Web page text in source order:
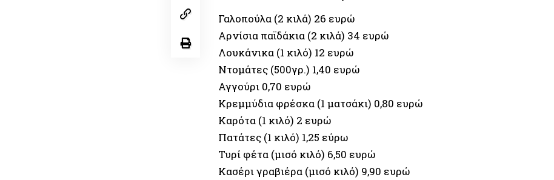
Γαλοπούλα (2 κιλά) 26 ευρώ
Αρνίσια παϊδάκια (2 κιλά) 34 ευρώ
Λουκάνικα (1 κιλό) 12 ευρώ
Ντομάτες (500γρ.) 1,40 ευρώ
Αγγούρι 0,70 ευρώ
Κρεμμύδια φρέσκα (1 ματσάκι) 0,80 ευρώ
Καρότα (1 κιλό) 2 ευρώ
Πατάτες (1 κιλό) 1,25 εύρω
Τυρί φέτα (μισό κιλό) 6,50 ευρώ
Κασέρι γραβιέρα (μισό κιλό) 9,90 ευρώ